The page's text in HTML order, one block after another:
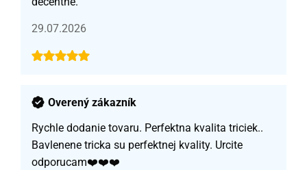
29.07.2026
Overený zákazník
Rychle dodanie tovaru. Perfektna kvalita triciek..
Bavlenene tricka su perfektnej kvality. Urcite
odporucam❤️❤️❤️